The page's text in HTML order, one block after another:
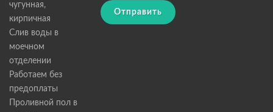
чугунная,
кирпичная
Слив воды в
моечном
отделении
Работаем без
предоплаты
Проливной пол в
Отправить